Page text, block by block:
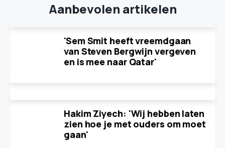
Aanbevolen artikelen
'Sem Smit heeft vreemdgaan
van Steven Bergwijn vergeven
en is mee naar Qatar'
Hakim Ziyech: 'Wij hebben laten
zien hoe je met ouders om moet
gaan'